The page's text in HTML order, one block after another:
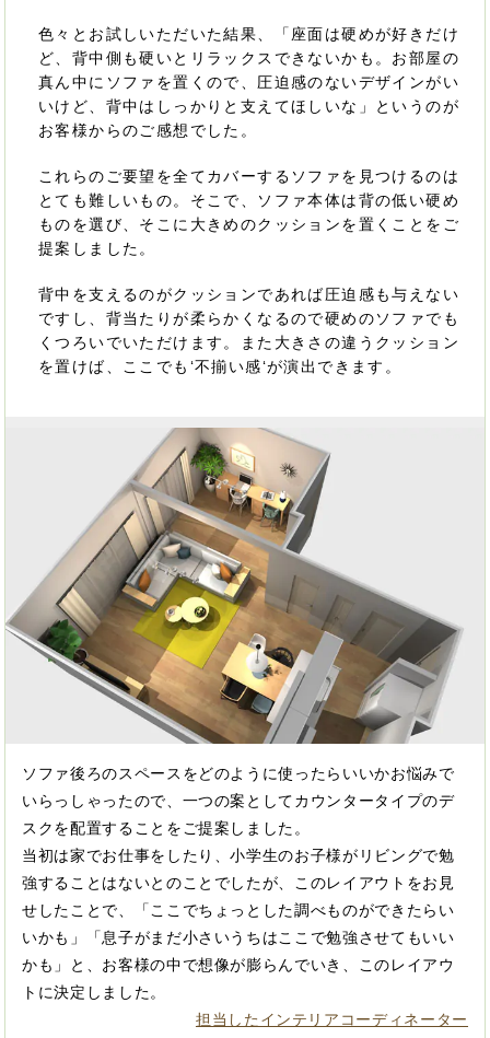
色々とお試しいただいた結果、「座面は硬めが好きだけ
ど、背中側も硬いとリラックスできないかも。お部屋の
真ん中にソファを置くので、圧迫感のないデザインがい
いけど、背中はしっかりと支えてほしいな」というのが
お客様からのご感想でした。
これらのご要望を全てカバーするソファを見つけるのは
とても難しいもの。そこで、ソファ本体は背の低い硬め
ものを選び、そこに大きめのクッションを置くことをご
提案しました。
背中を支えるのがクッションであれば圧迫感も与えない
ですし、背当たりが柔らかくなるので硬めのソファでも
くつろいでいただけます。また大きさの違うクッション
を置けば、ここでも‘不揃い感‘が演出できます。
ソファ後ろのスペースをどのように使ったらいいかお悩みで
いらっしゃったので、一つの案としてカウンタータイプのデ
スクを配置することをご提案しました。
当初は家でお仕事をしたり、小学生のお子様がリビングで勉
強することはないとのことでしたが、このレイアウトをお見
せしたことで、「ここでちょっとした調べものができたらい
いかも」「息子がまだ小さいうちはここで勉強させてもいい
かも」と、お客様の中で想像が膨らんでいき、このレイアウ
トに決定しました。
担当したインテリアコーディネーター